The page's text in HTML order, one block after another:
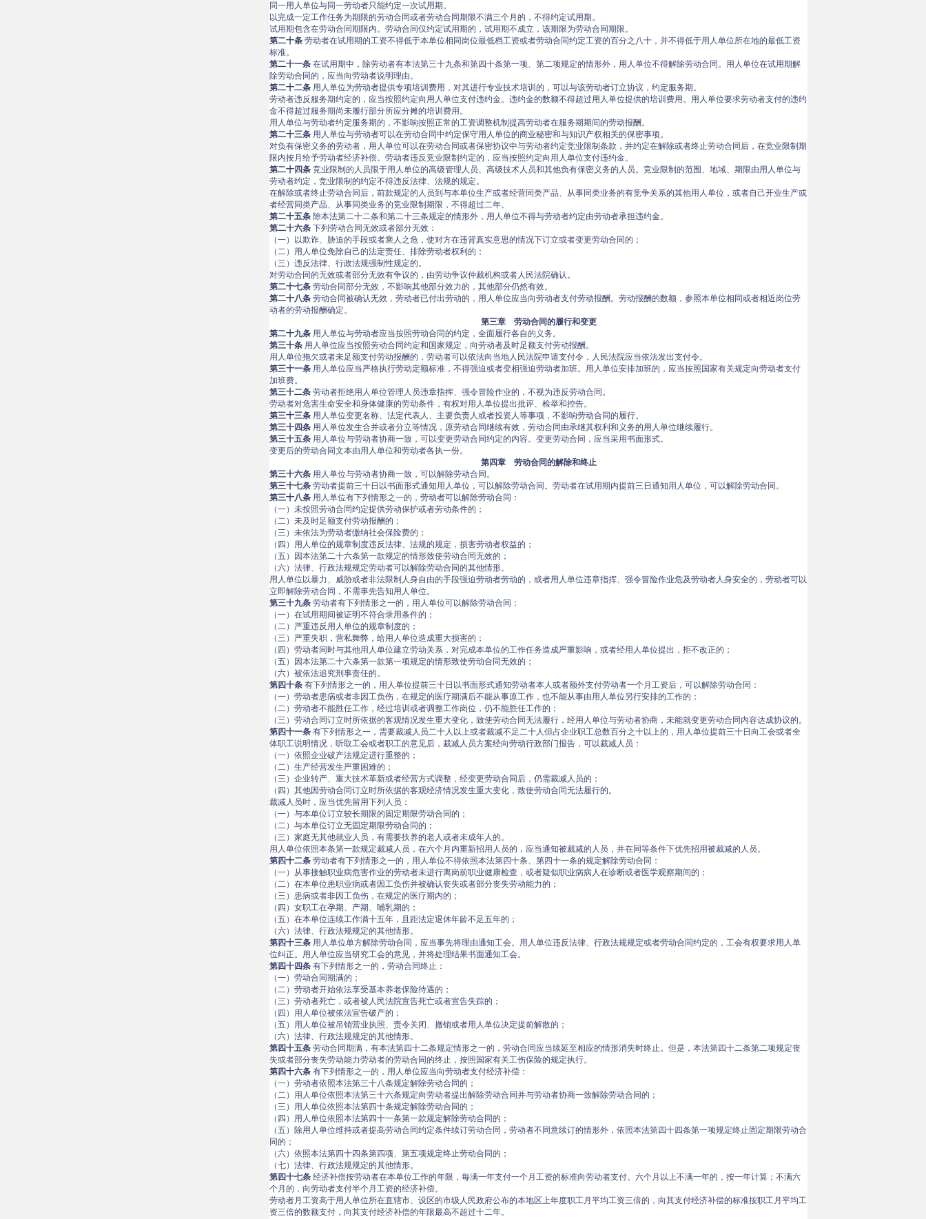
同一用人单位与同一劳动者只能约定一次试用期。
以完成一定工作任务为期限的劳动合同或者劳动合同期限不满三个月的，不得约定试用期。
试用期包含在劳动合同期限内。劳动合同仅约定试用期的，试用期不成立，该期限为劳动合同期限。
第二十条 劳动者在试用期的工资不得低于本单位相同岗位最低档工资或者劳动合同约定工资的百分之八十，并不得低于用人单位所在地的最低工资
标准。
第二十一条 在试用期中，除劳动者有本法第三十九条和第四十条第一项、第二项规定的情形外，用人单位不得解除劳动合同。用人单位在试用期解
除劳动合同的，应当向劳动者说明理由。
第二十二条 用人单位为劳动者提供专项培训费用，对其进行专业技术培训的，可以与该劳动者订立协议，约定服务期。
劳动者违反服务期约定的，应当按照约定向用人单位支付违约金。违约金的数额不得超过用人单位提供的培训费用。用人单位要求劳动者支付的违约
金不得超过服务期尚未履行部分所应分摊的培训费用。
用人单位与劳动者约定服务期的，不影响按照正常的工资调整机制提高劳动者在服务期期间的劳动报酬。
第二十三条 用人单位与劳动者可以在劳动合同中约定保守用人单位的商业秘密和与知识产权相关的保密事项。
对负有保密义务的劳动者，用人单位可以在劳动合同或者保密协议中与劳动者约定竞业限制条款，并约定在解除或者终止劳动合同后，在竞业限制期
限内按月给予劳动者经济补偿。劳动者违反竞业限制约定的，应当按照约定向用人单位支付违约金。
第二十四条 竞业限制的人员限于用人单位的高级管理人员、高级技术人员和其他负有保密义务的人员。竞业限制的范围、地域、期限由用人单位与
劳动者约定，竞业限制的约定不得违反法律、法规的规定。
在解除或者终止劳动合同后，前款规定的人员到与本单位生产或者经营同类产品、从事同类业务的有竞争关系的其他用人单位，或者自己开业生产或
者经营同类产品、从事同类业务的竞业限制期限，不得超过二年。
第二十五条 除本法第二十二条和第二十三条规定的情形外，用人单位不得与劳动者约定由劳动者承担违约金。
第二十六条 下列劳动合同无效或者部分无效：
（一）以欺诈、胁迫的手段或者乘人之危，使对方在违背真实意思的情况下订立或者变更劳动合同的；
（二）用人单位免除自己的法定责任、排除劳动者权利的；
（三）违反法律、行政法规强制性规定的。
对劳动合同的无效或者部分无效有争议的，由劳动争议仲裁机构或者人民法院确认。
第二十七条 劳动合同部分无效，不影响其他部分效力的，其他部分仍然有效。
第二十八条 劳动合同被确认无效，劳动者已付出劳动的，用人单位应当向劳动者支付劳动报酬。劳动报酬的数额，参照本单位相同或者相近岗位劳
动者的劳动报酬确定。
第三章 劳动合同的履行和变更
第二十九条 用人单位与劳动者应当按照劳动合同的约定，全面履行各自的义务。
第三十条 用人单位应当按照劳动合同约定和国家规定，向劳动者及时足额支付劳动报酬。
用人单位拖欠或者未足额支付劳动报酬的，劳动者可以依法向当地人民法院申请支付令，人民法院应当依法发出支付令。
第三十一条 用人单位应当严格执行劳动定额标准，不得强迫或者变相强迫劳动者加班。用人单位安排加班的，应当按照国家有关规定向劳动者支付
加班费。
第三十二条 劳动者拒绝用人单位管理人员违章指挥、强令冒险作业的，不视为违反劳动合同。
劳动者对危害生命安全和身体健康的劳动条件，有权对用人单位提出批评、检举和控告。
第三十三条 用人单位变更名称、法定代表人、主要负责人或者投资人等事项，不影响劳动合同的履行。
第三十四条 用人单位发生合并或者分立等情况，原劳动合同继续有效，劳动合同由承继其权利和义务的用人单位继续履行。
第三十五条 用人单位与劳动者协商一致，可以变更劳动合同约定的内容。变更劳动合同，应当采用书面形式。
变更后的劳动合同文本由用人单位和劳动者各执一份。
第四章 劳动合同的解除和终止
第三十六条 用人单位与劳动者协商一致，可以解除劳动合同。
第三十七条 劳动者提前三十日以书面形式通知用人单位，可以解除劳动合同。劳动者在试用期内提前三日通知用人单位，可以解除劳动合同。
第三十八条 用人单位有下列情形之一的，劳动者可以解除劳动合同：
（一）未按照劳动合同约定提供劳动保护或者劳动条件的；
（二）未及时足额支付劳动报酬的；
（三）未依法为劳动者缴纳社会保险费的；
（四）用人单位的规章制度违反法律、法规的规定，损害劳动者权益的；
（五）因本法第二十六条第一款规定的情形致使劳动合同无效的；
（六）法律、行政法规规定劳动者可以解除劳动合同的其他情形。
用人单位以暴力、威胁或者非法限制人身自由的手段强迫劳动者劳动的，或者用人单位违章指挥、强令冒险作业危及劳动者人身安全的，劳动者可以
立即解除劳动合同，不需事先告知用人单位。
第三十九条 劳动者有下列情形之一的，用人单位可以解除劳动合同：
（一）在试用期间被证明不符合录用条件的；
（二）严重违反用人单位的规章制度的；
（三）严重失职，营私舞弊，给用人单位造成重大损害的；
（四）劳动者同时与其他用人单位建立劳动关系，对完成本单位的工作任务造成严重影响，或者经用人单位提出，拒不改正的；
（五）因本法第二十六条第一款第一项规定的情形致使劳动合同无效的；
（六）被依法追究刑事责任的。
第四十条 有下列情形之一的，用人单位提前三十日以书面形式通知劳动者本人或者额外支付劳动者一个月工资后，可以解除劳动合同：
（一）劳动者患病或者非因工负伤，在规定的医疗期满后不能从事原工作，也不能从事由用人单位另行安排的工作的；
（二）劳动者不能胜任工作，经过培训或者调整工作岗位，仍不能胜任工作的；
（三）劳动合同订立时所依据的客观情况发生重大变化，致使劳动合同无法履行，经用人单位与劳动者协商，未能就变更劳动合同内容达成协议的。
第四十一条 有下列情形之一，需要裁减人员二十人以上或者裁减不足二十人但占企业职工总数百分之十以上的，用人单位提前三十日向工会或者全
体职工说明情况，听取工会或者职工的意见后，裁减人员方案经向劳动行政部门报告，可以裁减人员：
（一）依照企业破产法规定进行重整的；
（二）生产经营发生严重困难的；
（三）企业转产、重大技术革新或者经营方式调整，经变更劳动合同后，仍需裁减人员的；
（四）其他因劳动合同订立时所依据的客观经济情况发生重大变化，致使劳动合同无法履行的。
裁减人员时，应当优先留用下列人员：
（一）与本单位订立较长期限的固定期限劳动合同的；
（二）与本单位订立无固定期限劳动合同的；
（三）家庭无其他就业人员，有需要扶养的老人或者未成年人的。
用人单位依照本条第一款规定裁减人员，在六个月内重新招用人员的，应当通知被裁减的人员，并在同等条件下优先招用被裁减的人员。
第四十二条 劳动者有下列情形之一的，用人单位不得依照本法第四十条、第四十一条的规定解除劳动合同：
（一）从事接触职业病危害作业的劳动者未进行离岗前职业健康检查，或者疑似职业病病人在诊断或者医学观察期间的；
（二）在本单位患职业病或者因工负伤并被确认丧失或者部分丧失劳动能力的；
（三）患病或者非因工负伤，在规定的医疗期内的；
（四）女职工在孕期、产期、哺乳期的；
（五）在本单位连续工作满十五年，且距法定退休年龄不足五年的；
（六）法律、行政法规规定的其他情形。
第四十三条 用人单位单方解除劳动合同，应当事先将理由通知工会。用人单位违反法律、行政法规规定或者劳动合同约定的，工会有权要求用人单
位纠正。用人单位应当研究工会的意见，并将处理结果书面通知工会。
第四十四条 有下列情形之一的，劳动合同终止：
（一）劳动合同期满的；
（二）劳动者开始依法享受基本养老保险待遇的；
（三）劳动者死亡，或者被人民法院宣告死亡或者宣告失踪的；
（四）用人单位被依法宣告破产的；
（五）用人单位被吊销营业执照、责令关闭、撤销或者用人单位决定提前解散的；
（六）法律、行政法规规定的其他情形。
第四十五条 劳动合同期满，有本法第四十二条规定情形之一的，劳动合同应当续延至相应的情形消失时终止。但是，本法第四十二条第二项规定丧
失或者部分丧失劳动能力劳动者的劳动合同的终止，按照国家有关工伤保险的规定执行。
第四十六条 有下列情形之一的，用人单位应当向劳动者支付经济补偿：
（一）劳动者依照本法第三十八条规定解除劳动合同的；
（二）用人单位依照本法第三十六条规定向劳动者提出解除劳动合同并与劳动者协商一致解除劳动合同的；
（三）用人单位依照本法第四十条规定解除劳动合同的；
（四）用人单位依照本法第四十一条第一款规定解除劳动合同的；
（五）除用人单位维持或者提高劳动合同约定条件续订劳动合同，劳动者不同意续订的情形外，依照本法第四十四条第一项规定终止固定期限劳动合
同的；
（六）依照本法第四十四条第四项、第五项规定终止劳动合同的；
（七）法律、行政法规规定的其他情形。
第四十七条 经济补偿按劳动者在本单位工作的年限，每满一年支付一个月工资的标准向劳动者支付。六个月以上不满一年的，按一年计算；不满六
个月的，向劳动者支付半个月工资的经济补偿。
劳动者月工资高于用人单位所在直辖市、设区的市级人民政府公布的本地区上年度职工月平均工资三倍的，向其支付经济补偿的标准按职工月平均工
资三倍的数额支付，向其支付经济补偿的年限最高不超过十二年。